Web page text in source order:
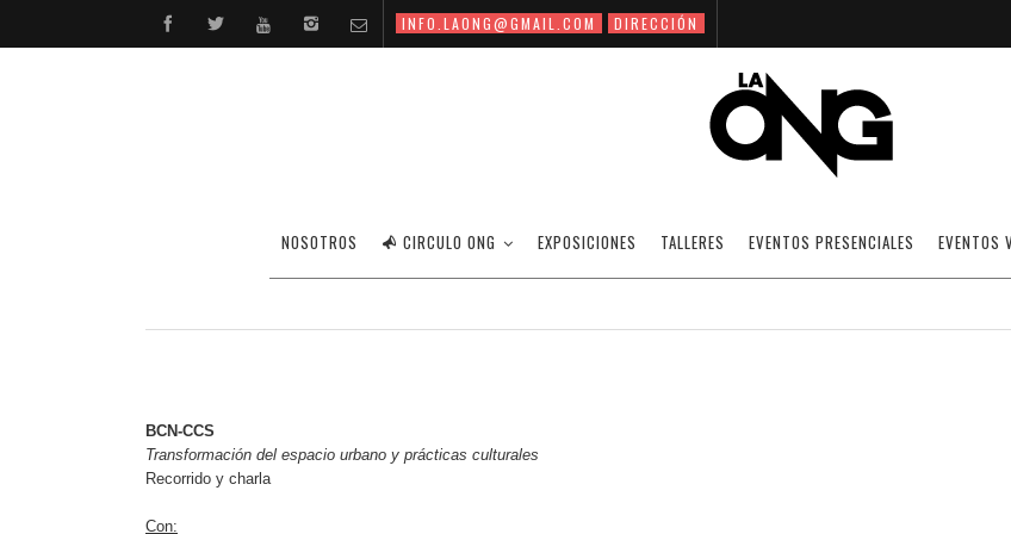
INFO.LAONG@GMAIL.COM DIRECCIÓN
NOSOTROS CIRCULO ONG EXPOSICIONES TALLERES EVENTOS PRESENCIALES EVENTOS
BCN/CCS: TRANSFORMACIÓN DEL ESPACIO URBANO Y
03/11/2014 NOTICIAS OFF
BCN-CCS
Transformación del espacio urbano y prácticas culturales
Recorrido y charla
Con: